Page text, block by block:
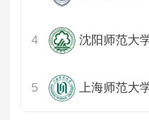
沈阳师范大